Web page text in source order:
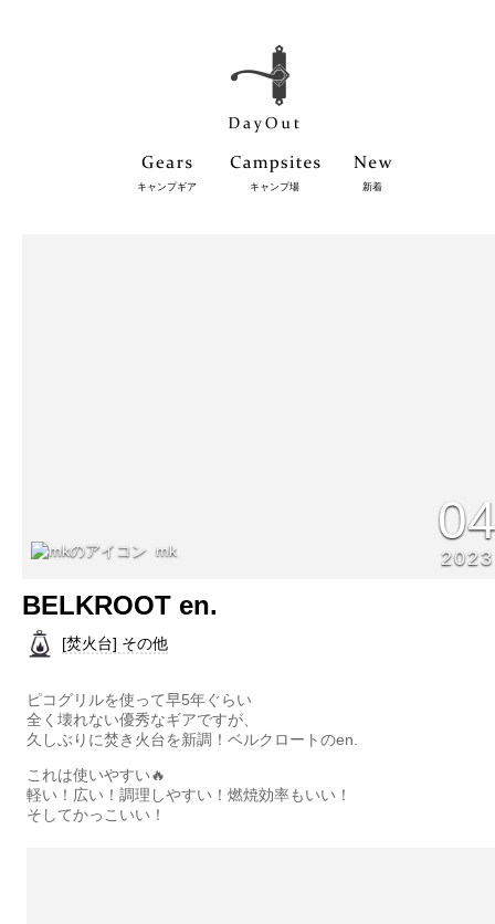
キャンプギア キャンプ場 新着
mk 2023
BELKROOT en.
[焚火台] その他
ピコグリルを使って早5年ぐらい
全く壊れない優秀なギアですが、
久しぶりに焚き火台を新調！ベルクロートのen.
これは使いやすい🔥
軽い！広い！調理しやすい！燃焼効率もいい！
そしてかっこいい！